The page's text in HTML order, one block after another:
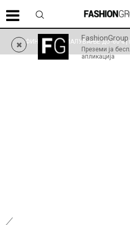
Преземи ја
апликација
ФИНАЛНО НАМАЛУВАЊЕ до -60% |